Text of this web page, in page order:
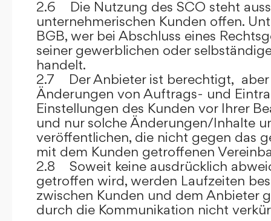
2.6 Die Nutzung des SCO steht
unternehmerischen Kunden offen.
BGB, wer bei Abschluss eines
seiner gewerblichen oder
handelt.
2.7 Der Anbieter ist berechtigt,
Änderungen von Auftrags- und
Einstellungen des Kunden vor Ihrer
und nur solche Änderungen/Inhalte
veröffentlichen, die nicht gegen das
mit dem Kunden getroffenen
2.8 Soweit keine ausdrücklich
getroffen wird, werden Laufzeiten
zwischen Kunden und dem Anbieter
durch die Kommunikation nicht